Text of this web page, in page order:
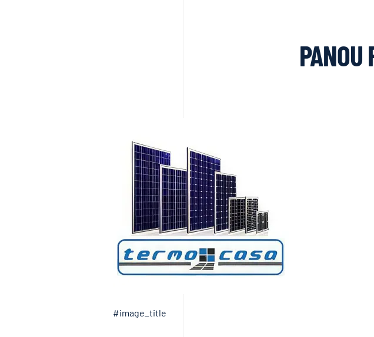
PANOU
#image_title